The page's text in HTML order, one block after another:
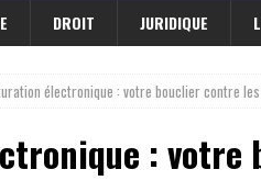
DROIT JURIDIQUE
électronique : votre bouclier contre
: votre